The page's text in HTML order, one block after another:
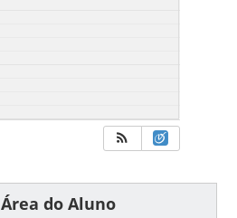
Área do Aluno